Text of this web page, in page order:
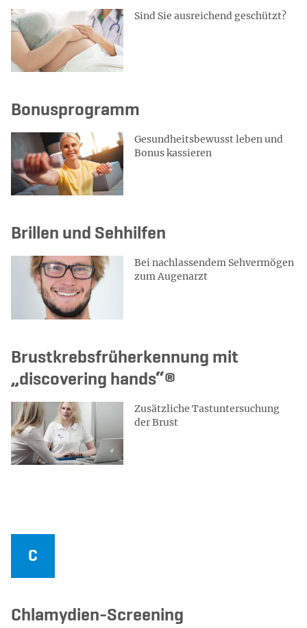
Sind Sie ausreichend geschützt?
Bonusprogramm
Gesundheitsbewusst leben und
Bonus kassieren
Brillen und Sehhilfen
Bei nachlassendem Sehvermögen
zum Augenarzt
Brustkrebsfrüherkennung mit
„discovering hands“®
Zusätzliche Tastuntersuchung
der Brust
Chlamydien-Screening